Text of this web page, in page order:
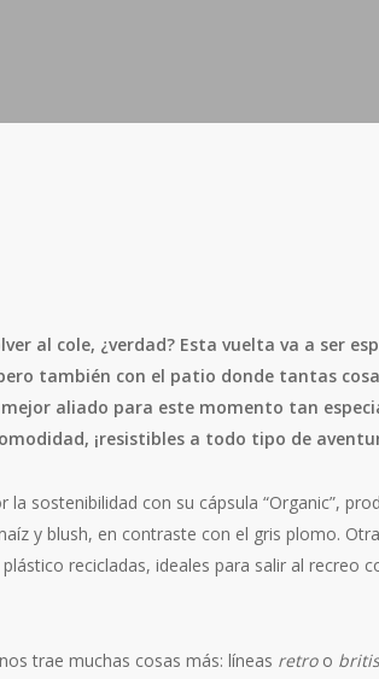
al cole, ¿verdad? Esta vuelta va a ser
también con el patio donde tantas
aliado para este momento tan
¡resistibles a todo tipo de
sostenibilidad con su cápsula “Organic”,
y blush, en contraste con el gris plomo.
recicladas, ideales para salir al recreo
nos trae muchas cosas más: líneas retro o